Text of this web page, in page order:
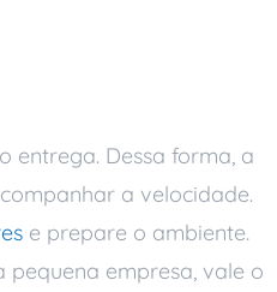
entrega. Dessa forma, a
a velocidade.
e prepare o ambiente.
empresa, vale o